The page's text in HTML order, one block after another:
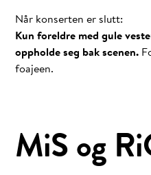
Når konserten er slutt:
Kun foreldre med gule
oppholde seg bak scenen.
foajeen.
MiS og